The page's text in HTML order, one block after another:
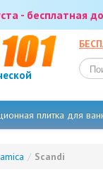
- бесплатная
плитка для
/ Scandi